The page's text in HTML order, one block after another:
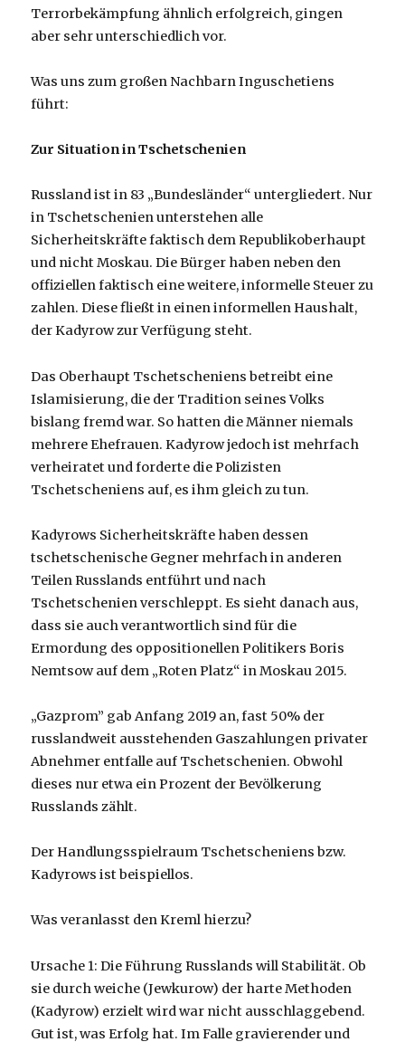
Terrorbekämpfung ähnlich erfolgreich, gingen
aber sehr unterschiedlich vor.
Was uns zum großen Nachbarn Inguschetiens
führt:
Zur Situation in Tschetschenien
Russland ist in 83 „Bundesländer“ untergliedert. Nur
in Tschetschenien unterstehen alle
Sicherheitskräfte faktisch dem Republikoberhaupt
und nicht Moskau. Die Bürger haben neben den
offiziellen faktisch eine weitere, informelle Steuer zu
zahlen. Diese fließt in einen informellen Haushalt,
der Kadyrow zur Verfügung steht.
Das Oberhaupt Tschetscheniens betreibt eine
Islamisierung, die der Tradition seines Volks
bislang fremd war. So hatten die Männer niemals
mehrere Ehefrauen. Kadyrow jedoch ist mehrfach
verheiratet und forderte die Polizisten
Tschetscheniens auf, es ihm gleich zu tun.
Kadyrows Sicherheitskräfte haben dessen
tschetschenische Gegner mehrfach in anderen
Teilen Russlands entführt und nach
Tschetschenien verschleppt. Es sieht danach aus,
dass sie auch verantwortlich sind für die
Ermordung des oppositionellen Politikers Boris
Nemtsow auf dem „Roten Platz“ in Moskau 2015.
„Gazprom” gab Anfang 2019 an, fast 50% der
russlandweit ausstehenden Gaszahlungen privater
Abnehmer entfalle auf Tschetschenien. Obwohl
dieses nur etwa ein Prozent der Bevölkerung
Russlands zählt.
Der Handlungsspielraum Tschetscheniens bzw.
Kadyrows ist beispiellos.
Was veranlasst den Kreml hierzu?
Ursache 1: Die Führung Russlands will Stabilität. Ob
sie durch weiche (Jewkurow) der harte Methoden
(Kadyrow) erzielt wird war nicht ausschlaggebend.
Gut ist, was Erfolg hat. Im Falle gravierender und